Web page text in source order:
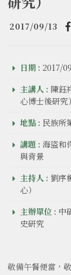
2017/09/13
日期 : 2017/
主講人 : 陳鈺
心博士後研究）
地點 : 民族所
講題 : 海盜和
與背景
主持人 : 劉序
心）
主辦單位 : 中
史研究
敬備午餐便當，